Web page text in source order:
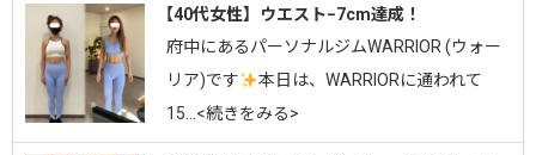
【40代女性】ウエスト−7cm達成！
府中にあるパーソナルジムWARRIOR (ウォー
リア)です
⁡⁡本日は、WARRIORに通われて
15…<続きをみる>